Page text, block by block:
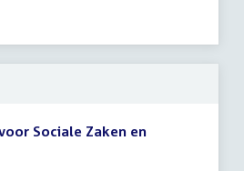
Sociale Zaken en